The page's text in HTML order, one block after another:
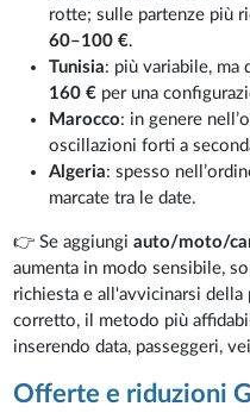
rotte; sulle partenze più
60–100 €.
Tunisia: più variabile, ma
160 € per una
Marocco: in genere
oscillazioni forti a
Algeria: spesso
marcate tra le date.
👉 Se aggiungiauto/moto/
aumenta in modo sensibile,
richiesta e all'avvicinarsi
corretto, il metodo più
inserendo data, passeggeri,
Offerte e riduzioni